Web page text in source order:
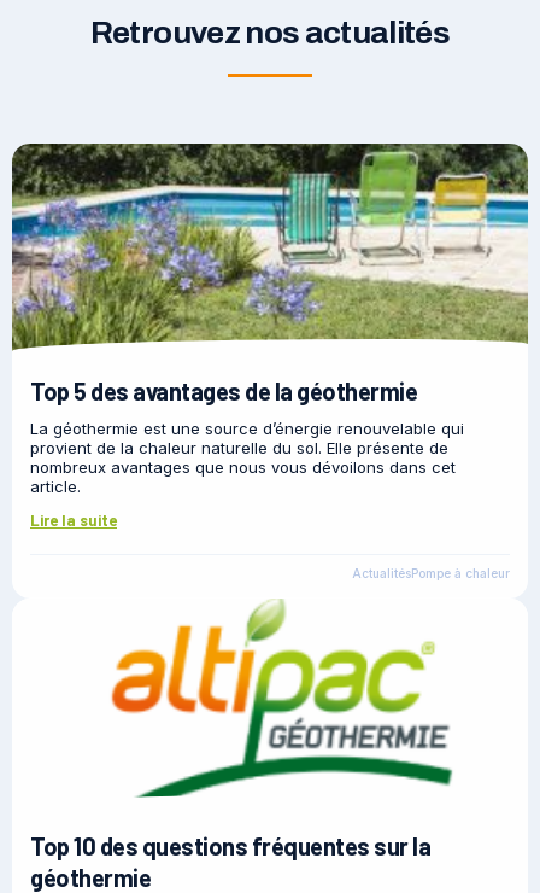
Retrouvez nos actualités
Top 5 des avantages de la géothermie
La géothermie est une source d’énergie renouvelable qui
provient de la chaleur naturelle du sol. Elle présente de
nombreux avantages que nous vous dévoilons dans cet
article.
Lire la suite
ActualitésPompe à chaleur
Top 10 des questions fréquentes sur la
géothermie